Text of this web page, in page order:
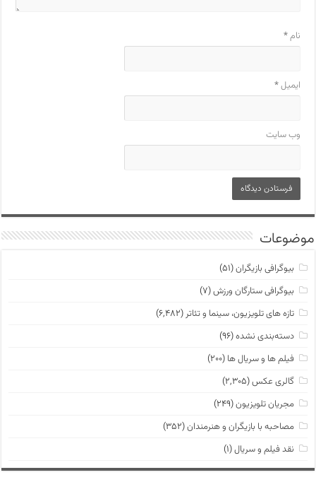
نام*
ایمیل*
وب‌ سایت
موضوعات
بیوگرافی بازیگران(۵۱)
بیوگرافی ستارگان ورزش(۷)
تازه های تلویزیون، سینما و تئاتر(۶,۴۸۲)
دسته‌بندی نشده(۹۶)
فیلم ها و سریال ها (۲۰۰)
گالری عکس(۲,۳۰۵)
مجریان تلویزیون(۲۴۹)
مصاحبه با بازیگران و هنرمندان(۳۵۲)
نقد فیلم و سریال(۱)